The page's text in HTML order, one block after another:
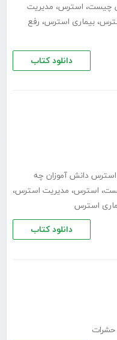
چیست، استرس، مدیریت
، بیماری استرس، رفع
دانلود کتاب
استرس دانش آموزان چه
، استرس، مدیریت استرس،
استرس
دانلود کتاب
حشرات